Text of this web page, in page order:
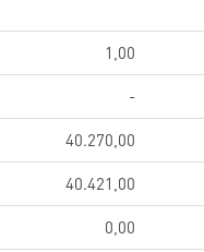
1,00
-
40.270,00
40.421,00
0,00